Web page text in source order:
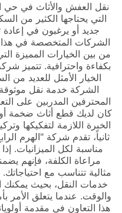
نقل العفش والأثاث في حي
التي يحتاجها الكثير من
جديد أو يرغبون في إعادة
الشركات المتخصصة في هذا
من بين الخيارات المميزة
بكفاءة واحترافية. تتميز
الخيار الأمثل للعديد من
الشركة خدمة نقل
المحترفين المدربين على
كان لديك قطع أثاث ضخمة
الخبرة اللازمة لتفكيكها
ثانياً، تقدم شركة "الهرم
مناسبة لكل الميزانيات.
مراعاة الكلفة، فإنهم
مثالية تتناسب مع
خدمات النقل، بحيث يمكنك
والوقت. عندما يتعلق الأمر
هذا التعاون في مقدمة